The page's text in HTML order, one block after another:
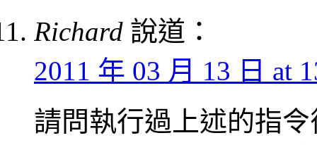
Richard 說道：
2011 年 03 月 13 日 at
請問執行過上述的指